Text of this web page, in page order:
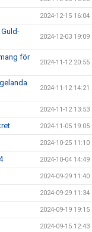
2024-12-15 16:04
2024-12-03 19:09
för
2024-11-12 20:55
2024-11-12 14:21
2024-11-12 13:53
2024-11-05 19:05
2024-10-25 11:10
2024-10-04 14:49
2024-09-29 11:40
2024-09-29 11:34
2024-09-19 19:15
2024-09-15 12:43